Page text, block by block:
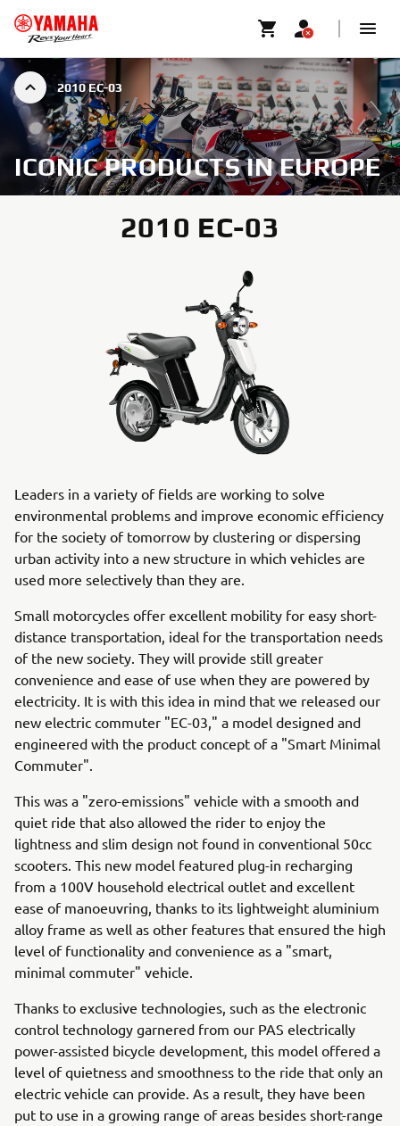
2010 EC-03
ICONIC PRODUCTS IN EUROPE
2010 EC-03
Leaders in a variety of fields are working to solve
environmental problems and improve economic efficiency
for the society of tomorrow by clustering or dispersing
urban activity into a new structure in which vehicles are
used more selectively than they are.
Small motorcycles offer excellent mobility for easy short-
distance transportation, ideal for the transportation needs
of the new society. They will provide still greater
convenience and ease of use when they are powered by
electricity. It is with this idea in mind that we released our
new electric commuter "EC-03," a model designed and
engineered with the product concept of a "Smart Minimal
Commuter".
This was a "zero-emissions" vehicle with a smooth and
quiet ride that also allowed the rider to enjoy the
lightness and slim design not found in conventional 50cc
scooters. This new model featured plug-in recharging
from a 100V household electrical outlet and excellent
ease of manoeuvring, thanks to its lightweight aluminium
alloy frame as well as other features that ensured the high
level of functionality and convenience as a "smart,
minimal commuter" vehicle.
Thanks to exclusive technologies, such as the electronic
control technology garnered from our PAS electrically
power-assisted bicycle development, this model offered a
level of quietness and smoothness to the ride that only an
electric vehicle can provide. As a result, they have been
put to use in a growing range of areas besides short-range